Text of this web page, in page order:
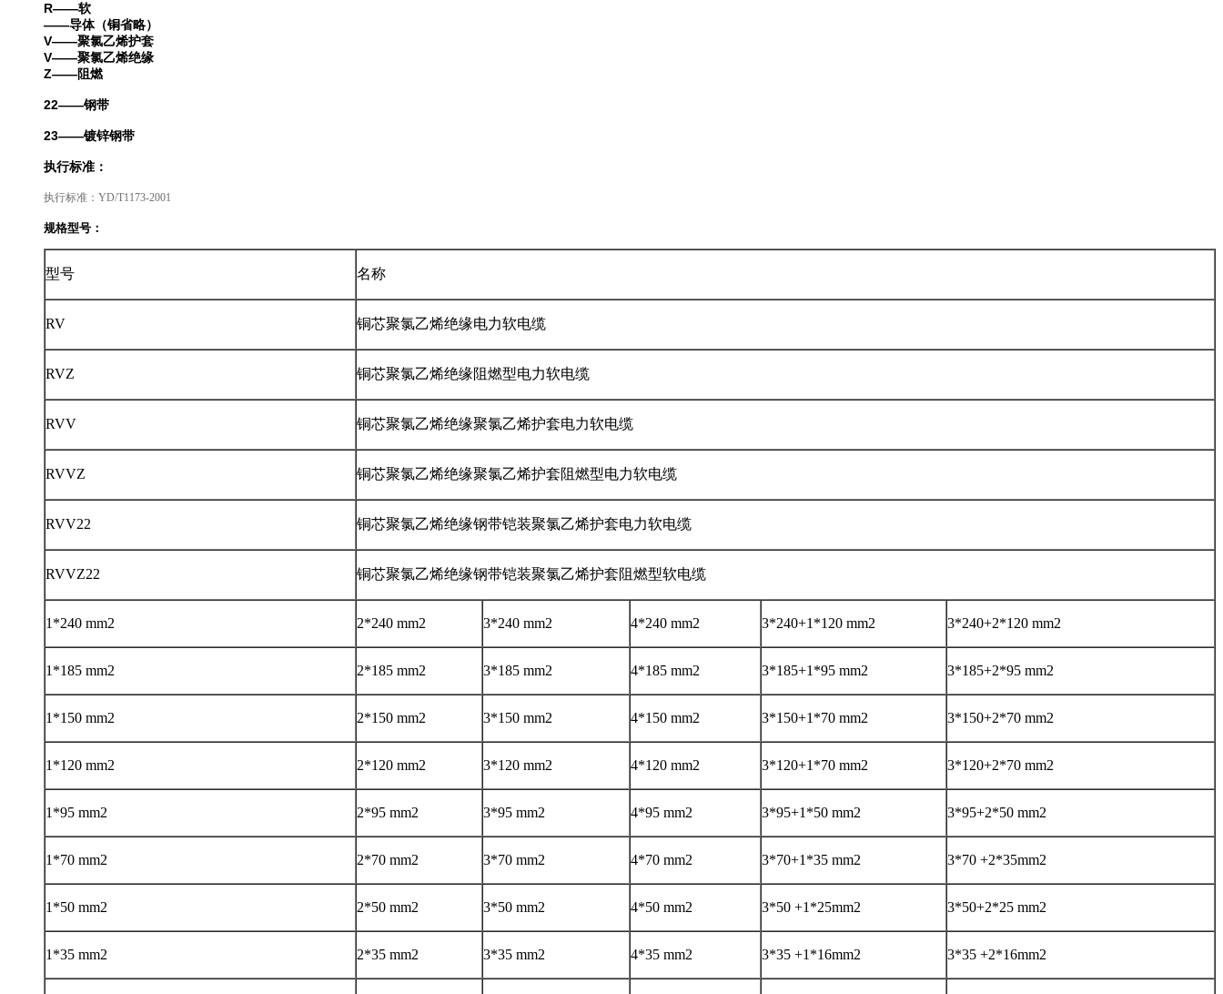
R——软
——导体（铜省略）
V——聚氯乙烯护套
V——聚氯乙烯绝缘
Z——阻燃
22——钢带
23——镀锌钢带
执行标准：
执行标准：YD/T1173-2001
规格型号：
型号 名称
RV 铜芯聚氯乙烯绝缘电力软电缆
RVZ 铜芯聚氯乙烯绝缘阻燃型电力软电缆
RVV 铜芯聚氯乙烯绝缘聚氯乙烯护套电力软电缆
RVVZ 铜芯聚氯乙烯绝缘聚氯乙烯护套阻燃型电力软电缆
RVV22 铜芯聚氯乙烯绝缘钢带铠装聚氯乙烯护套电力软电缆
RVVZ22 铜芯聚氯乙烯绝缘钢带铠装聚氯乙烯护套阻燃型软电缆
1*240 mm2 2*240 mm2 3*240 mm2 4*240 mm2 3*240+1*120 mm2 3*240+2*120 mm2
1*185 mm2 2*185 mm2 3*185 mm2 4*185 mm2 3*185+1*95 mm2 3*185+2*95 mm2
1*150 mm2 2*150 mm2 3*150 mm2 4*150 mm2 3*150+1*70 mm2 3*150+2*70 mm2
1*120 mm2 2*120 mm2 3*120 mm2 4*120 mm2 3*120+1*70 mm2 3*120+2*70 mm2
1*95 mm2 2*95 mm2 3*95 mm2 4*95 mm2 3*95+1*50 mm2 3*95+2*50 mm2
1*70 mm2 2*70 mm2 3*70 mm2 4*70 mm2 3*70+1*35 mm2 3*70 +2*35mm2
1*50 mm2 2*50 mm2 3*50 mm2 4*50 mm2 3*50 +1*25mm2 3*50+2*25 mm2
1*35 mm2 2*35 mm2 3*35 mm2 4*35 mm2 3*35 +1*16mm2 3*35 +2*16mm2